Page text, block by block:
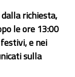
richiesta,
le ore 13:00
e nei
sulla